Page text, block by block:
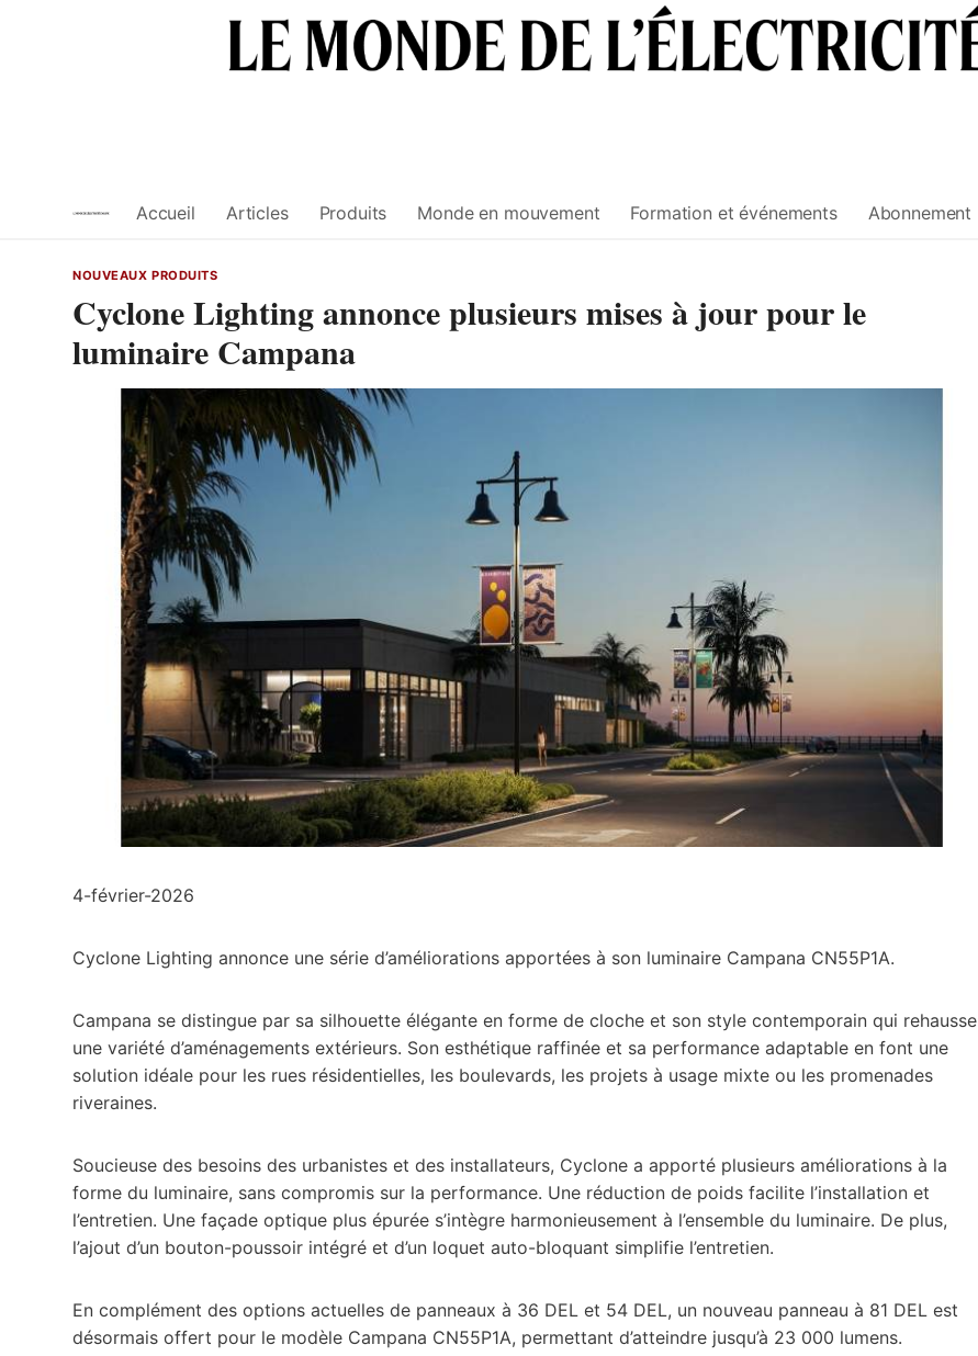
Accueil Articles Produits Monde en mouvement Formation et événements Abonnement
NOUVEAUX PRODUITS
Cyclone Lighting annonce plusieurs mises à jour pour le
luminaire Campana
4-février-2026
Cyclone Lighting annonce une série d’améliorations apportées à son luminaire Campana CN55P1A.
Campana se distingue par sa silhouette élégante en forme de cloche et son style contemporain qui rehausse
une variété d’aménagements extérieurs. Son esthétique raffinée et sa performance adaptable en font une
solution idéale pour les rues résidentielles, les boulevards, les projets à usage mixte ou les promenades
riveraines.
Soucieuse des besoins des urbanistes et des installateurs, Cyclone a apporté plusieurs améliorations à la
forme du luminaire, sans compromis sur la performance. Une réduction de poids facilite l’installation et
l’entretien. Une façade optique plus épurée s’intègre harmonieusement à l’ensemble du luminaire. De plus,
l’ajout d’un bouton-poussoir intégré et d’un loquet auto-bloquant simplifie l’entretien.
En complément des options actuelles de panneaux à 36 DEL et 54 DEL, un nouveau panneau à 81 DEL est
désormais offert pour le modèle Campana CN55P1A, permettant d’atteindre jusqu’à 23 000 lumens.